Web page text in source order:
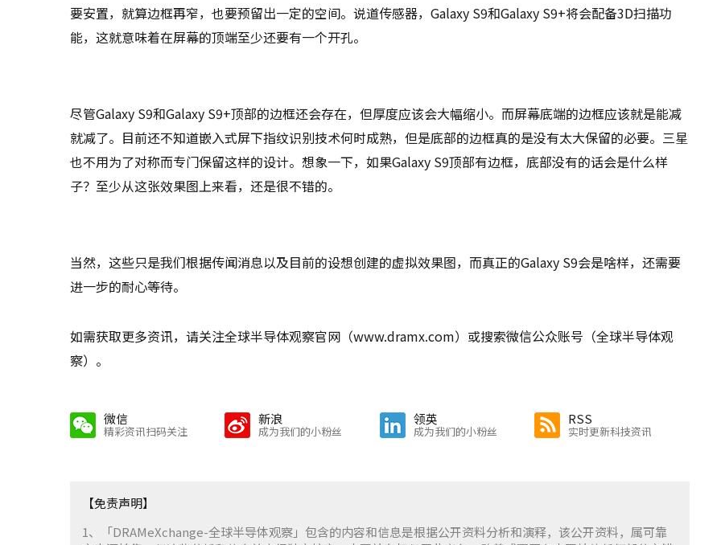
要安置，就算边框再窄，也要预留出一定的空间。说道传感器，Galaxy S9和Galaxy S9+将会配备3D扫描功
能，这就意味着在屏幕的顶端至少还要有一个开孔。
尽管Galaxy S9和Galaxy S9+顶部的边框还会存在，但厚度应该会大幅缩小。而屏幕底端的边框应该就是能减
就减了。目前还不知道嵌入式屏下指纹识别技术何时成熟，但是底部的边框真的是没有太大保留的必要。三星
也不用为了对称而专门保留这样的设计。想象一下，如果Galaxy S9顶部有边框，底部没有的话会是什么样
子？至少从这张效果图上来看，还是很不错的。
当然，这些只是我们根据传闻消息以及目前的设想创建的虚拟效果图，而真正的Galaxy S9会是啥样，还需要
进一步的耐心等待。
如需获取更多资讯，请关注全球半导体观察官网（www.dramx.com）或搜索微信公众账号（全球半导体观
察）。
微信
精彩资讯扫码关注
新浪
成为我们的小粉丝
领英
成为我们的小粉丝
RSS
实时更新科技资讯
【免责声明】
1、「DRAMeXchange-全球半导体观察」包含的内容和信息是根据公开资料分析和演释，该公开资料，属可靠